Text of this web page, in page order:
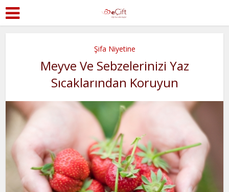
Şifa Niyetine
Meyve Ve Sebzelerinizi Yaz
Sıcaklarından Koruyun